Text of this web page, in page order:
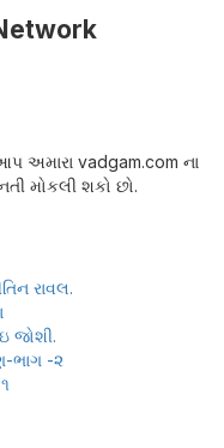
અમારા vadgam.com ના
મોકલી શકો છો.
રાવલ.
જોશી.
ભાગ -૨